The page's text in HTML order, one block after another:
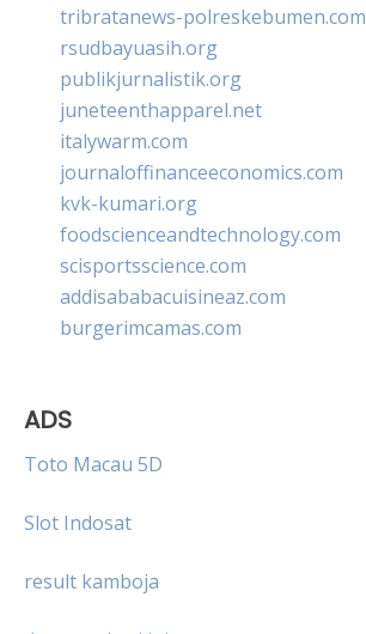
tribratanews-polreskebumen.com
rsudbayuasih.org
publikjurnalistik.org
juneteenthapparel.net
italywarm.com
journaloffinanceeconomics.com
kvk-kumari.org
foodscienceandtechnology.com
scisportsscience.com
addisababacuisineaz.com
burgerimcamas.com
ADS
Toto Macau 5D
Slot Indosat
result kamboja